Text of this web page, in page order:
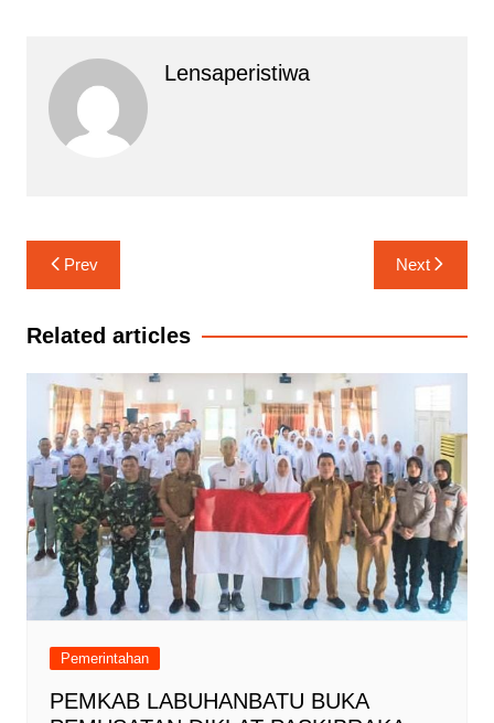
Lensaperistiwa
Navigasi
pos
Prev Next
Related articles
Pemerintahan
PEMKAB LABUHANBATU BUKA